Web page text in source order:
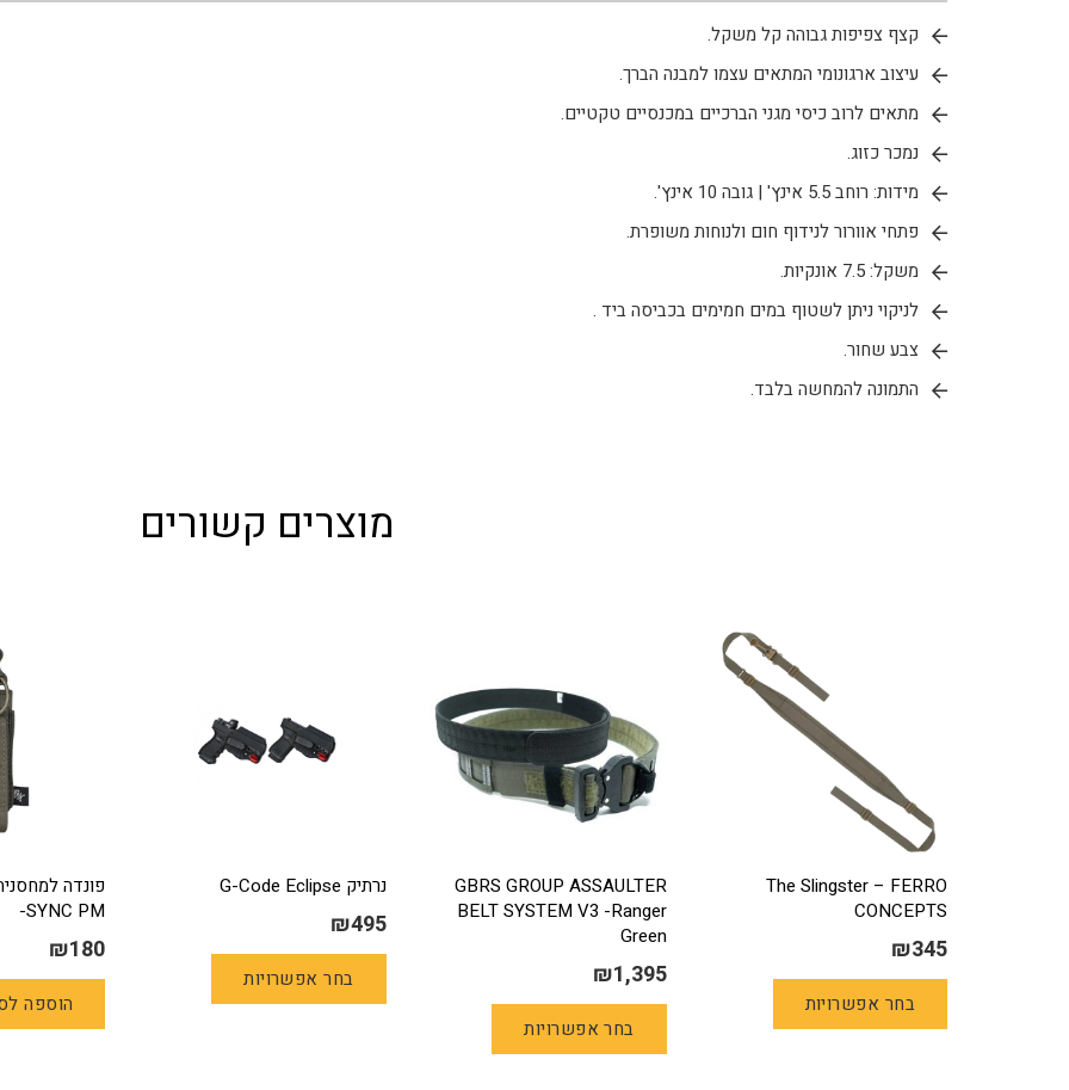
קצף צפיפות גבוהה קל משקל.
עיצוב ארגונומי המתאים עצמו למבנה הברך.
מתאים לרוב כיסי מגני הברכיים במכנסיים טקטיים.
נמכר כזוג.
מידות: רוחב 5.5 אינץ' | גובה 10 אינץ'.
פתחי אוורור לנידוף חום ולנוחות משופרת.
משקל: 7.5 אונקיות.
לניקוי ניתן לשטוף במים חמימים בכביסה ביד .
צבע שחור.
התמונה להמחשה בלבד.
מוצרים קשורים
The Slingster – FERRO
CONCEPTS
₪345
בחר אפשרויות
GBRS GROUP ASSAULTER
BELT SYSTEM V3 -Ranger
Green
₪1,395
בחר אפשרויות
נרתיק G-Code Eclipse
₪495
בחר אפשרויות
-SYNC PM
₪180
הוספה